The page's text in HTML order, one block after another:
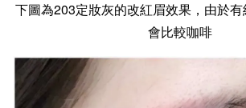
下圖為203定妝灰的改紅眉效果，由於
會比較咖啡